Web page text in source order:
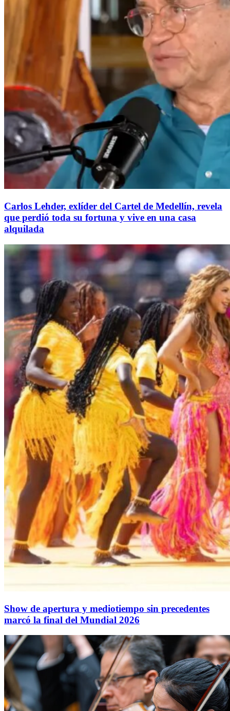
Carlos Lehder, exlíder del Cartel de Medellín, revela
que perdió toda su fortuna y vive en una casa
alquilada
Show de apertura y mediotiempo sin precedentes
marcó la final del Mundial 2026